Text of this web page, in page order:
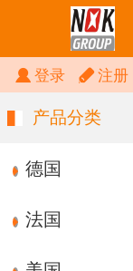
登录 注册
产品分类
德国
法国